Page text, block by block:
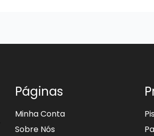
Páginas
Minha Conta
Sobre Nós